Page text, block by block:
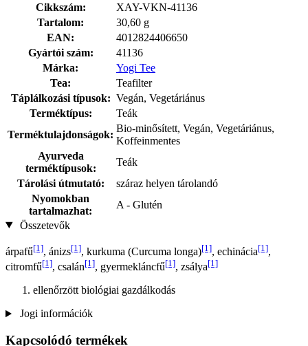
Cikkszám:
XAY-VKN-41136
Tartalom:
30,60 g
EAN:
4012824406650
Gyártói szám:
41136
Márka:
Yogi Tee
Tea:
Teafilter
Táplálkozási típusok: Vegán, Vegetáriánus
Terméktípus:
Teák
Terméktulajdonságok:
Bio-minősített, Vegán, Vegetáriánus,
Koffeinmentes
Ayurveda
terméktípusok:
Teák
Tárolási útmutató:
száraz helyen tárolandó
Nyomokban
tartalmazhat:
A - Glutén
Összetevők
árpafű[1], ánizs[1], kurkuma (Curcuma longa)[1], echinácia[1],
citromfű[1], csalán[1], gyermekláncfű[1], zsálya[1]
ellenőrzött biológiai gazdálkodás
Jogi információk
Kapcsolódó termékek